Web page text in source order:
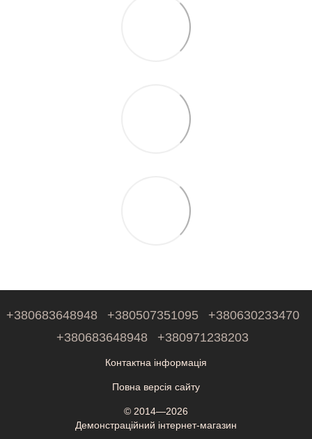
+380683648948 +380507351095
+380630233470
+380683648948
+380971238203
Контактна інформація
Повна версія сайту
© 2014—2026
Демонстраційний інтернет-магазин